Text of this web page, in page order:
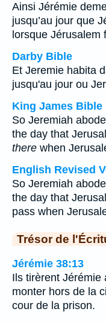
Ainsi Jérémie
jusqu’au jour que
lorsque Jérusalem
Darby Bible
Et Jeremie habita
jusqu'au jour ou
King James Bible
So Jeremiah
the day that
there when
English Revised
So Jeremiah
the day that
pass when
Trésor de
Jérémie 38:13
Ils tirèrent Jérémie
monter hors de la
cour de la prison.